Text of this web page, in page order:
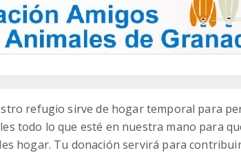
refugio sirve de hogar temporal para
todo lo que esté en nuestra mano para
hogar. Tu donación servirá para